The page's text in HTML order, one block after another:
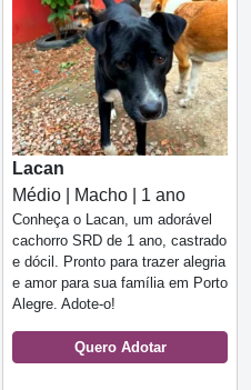
Lacan
Médio | Macho | 1 ano
Conheça o Lacan, um adorável
cachorro SRD de 1 ano, castrado
e dócil. Pronto para trazer alegria
e amor para sua família em Porto
Alegre. Adote-o!
Quero Adotar